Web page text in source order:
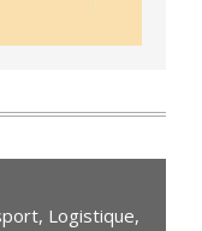
Logistique,